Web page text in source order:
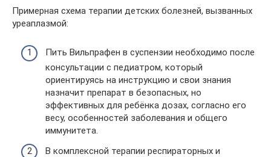
Примерная схема терапии детских болезней, вызванных
уреаплазмой:
Пить Вильпрафен в суспензии необходимо после
консультации с педиатром, который
ориентируясь на инструкцию и свои знания
назначит препарат в безопасных, но
эффективных для ребёнка дозах, согласно его
весу, особенностей заболевания и общего
иммунитета.
В комплексной терапии респираторных и